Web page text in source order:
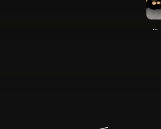
یا عیسی مسیح بیچاره شدیم